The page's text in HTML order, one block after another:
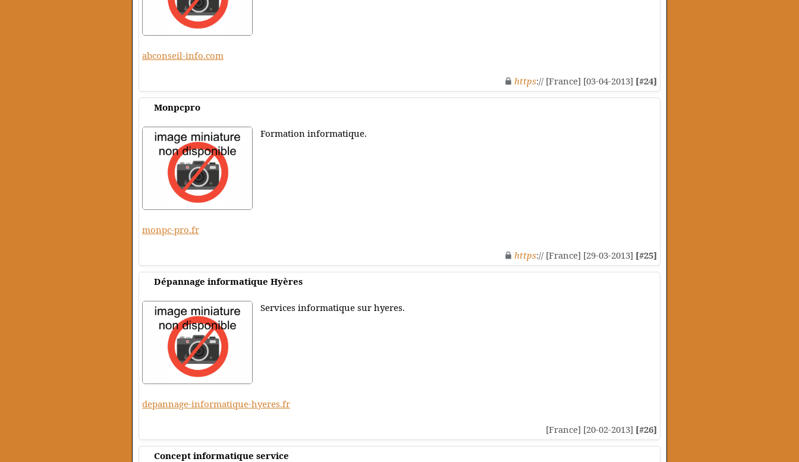
abconseil-info.com
https:// [France] [03-04-2013] [#24]
Monpcpro
Formation informatique.
monpc-pro.fr
https:// [France] [29-03-2013] [#25]
Dépannage informatique Hyères
Services informatique sur hyeres.
depannage-informatique-hyeres.fr
[France] [20-02-2013] [#26]
Concept informatique service